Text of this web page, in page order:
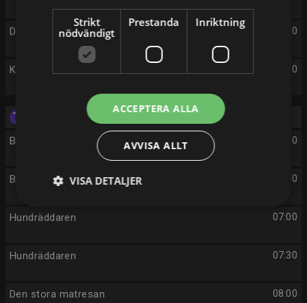
03:00
Det okända
04:00
Kommissarie Dalgliesh
05:00
Beverly Hills 90210
06:00
Beverly Hills 90210
07:00
Hundräddaren
07:30
Hundräddaren
08:00
Den stora matresan
Strikt
nödvändigt
Prestanda Inriktning
ACCEPTERA ALLA
AVVISA ALLT
VISA DETALJER